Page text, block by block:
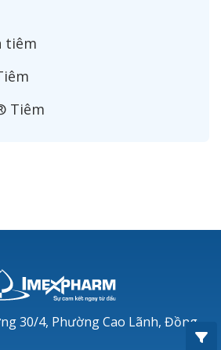
tiêm
Tiêm
30/4, Phường Cao Lãnh, Đồng